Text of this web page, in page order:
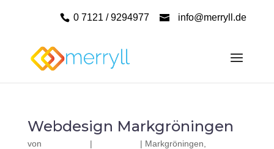
0 7121 / 9294977 info@merryll.de
Webdesign Markgröningen
von | | Markgröningen